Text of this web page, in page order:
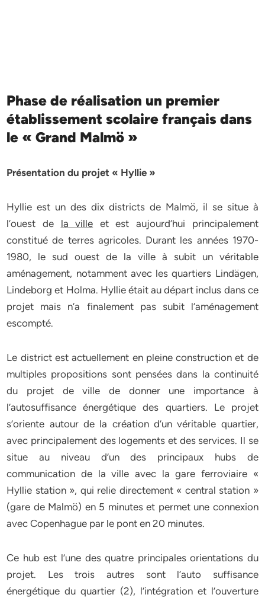
Phase de réalisation un premier
établissement scolaire français dans
le « Grand Malmö »
Présentation du projet « Hyllie »
Hyllie est un des dix districts de Malmö, il se situe à
l’ouest de la ville et est aujourd’hui principalement
constitué de terres agricoles. Durant les années 1970-
1980, le sud ouest de la ville à subit un véritable
aménagement, notamment avec les quartiers Lindägen,
Lindeborg et Holma. Hyllie était au départ inclus dans ce
projet mais n’a finalement pas subit l’aménagement
escompté.
Le district est actuellement en pleine construction et de
multiples propositions sont pensées dans la continuité
du projet de ville de donner une importance à
l’autosuffisance énergétique des quartiers. Le projet
s’oriente autour de la création d’un véritable quartier,
avec principalement des logements et des services. Il se
situe au niveau d’un des principaux hubs de
communication de la ville avec la gare ferroviaire «
Hyllie station », qui relie directement « central station »
(gare de Malmö) en 5 minutes et permet une connexion
avec Copenhague par le pont en 20 minutes.
Ce hub est l’une des quatre principales orientations du
projet. Les trois autres sont l’auto suffisance
énergétique du quartier (2), l’intégration et l’ouverture